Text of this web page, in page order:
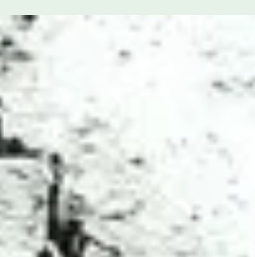
Heart, samengesteld door Robert Empain
van Galerie Grâce in Brussel. Ik toon er een
reeks werken op papier die ik zelf omschrijf
beeldende notities die zich moeilijk laten
vatten binnen bestaande categorieën.
juweeltjes die ‘het Licht’ op papier willen
tonen: een ongefilterde stroom van
schoonheid en spontaniteit. De
tentoonstelling vertrekt vanuit wat
omsc